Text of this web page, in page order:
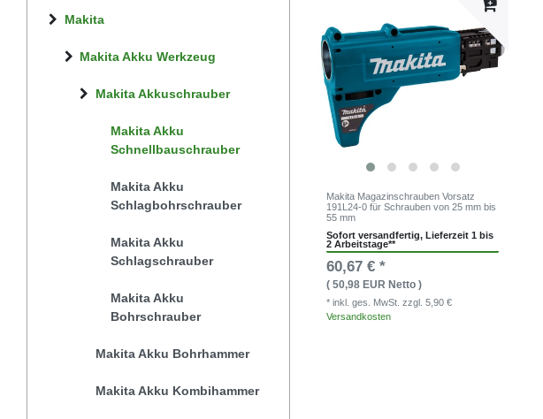
Makita
Makita Akku Werkzeug
Makita Akku Bohrhammer
Makita Akku Kombihammer
Makita Akkuschrauber
Makita Akku
Schlagbohrschrauber
Makita Akku
Schlagschrauber
Makita Akku
Bohrschrauber
Makita Akku
Schnellbauschrauber
Makita Magazinschrauben Vorsatz
191L24-0 für Schrauben von 25 mm bis
55 mm
Sofort versandfertig, Lieferzeit 1 bis
2 Arbeitstage**
60,67 € *
( 50,98 EUR Netto )
* inkl. ges. MwSt.zzgl. 5,90 €
Versandkosten